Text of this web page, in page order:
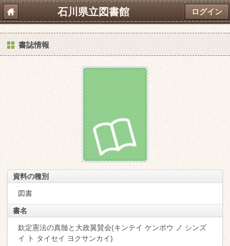
石川県立図書館 ログイン
書誌情報
資料の種別
図書
書名
欽定憲法の真髄と大政翼賛会(キンテイ ケンポウ ノ シンズ
イ ト タイセイ ヨクサンカイ)